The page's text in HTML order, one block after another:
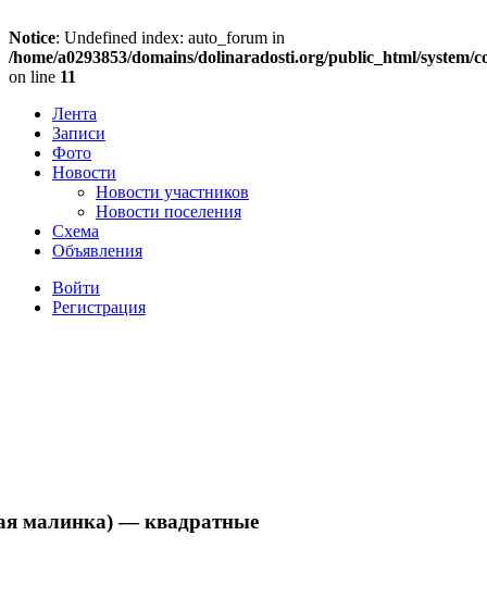
Notice: Undefined index: auto_forum in
/home/a0293853/domains/dolinaradosti.org/public_html/
on line 11
Лента
Записи
Фото
Новости
Новости участников
Новости поселения
Схема
Объявления
Войти
Регистрация
малинка) — квадратные